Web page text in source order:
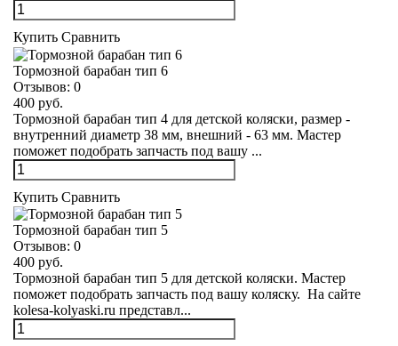
Купить Сравнить
Тормозной барабан тип 6
Отзывов: 0
400 руб.
Тормозной барабан тип 4 для детской коляски, размер -
внутренний диаметр 38 мм, внешний - 63 мм. Мастер
поможет подобрать запчасть под вашу ...
Купить Сравнить
Тормозной барабан тип 5
Отзывов: 0
400 руб.
Тормозной барабан тип 5 для детской коляски. Мастер
поможет подобрать запчасть под вашу коляску. На сайте
kolesa-kolyaski.ru представл...